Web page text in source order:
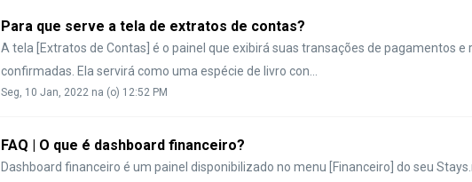
Para que serve a tela de extratos de contas?
A tela [Extratos de Contas] é o painel que exibirá suas transações de pagamentos e
confirmadas. Ela servirá como uma espécie de livro con...
Seg, 10 Jan, 2022 na (o) 12:52 PM
FAQ | O que é dashboard financeiro?
Dashboard financeiro é um painel disponibilizado no menu [Financeiro] do seu